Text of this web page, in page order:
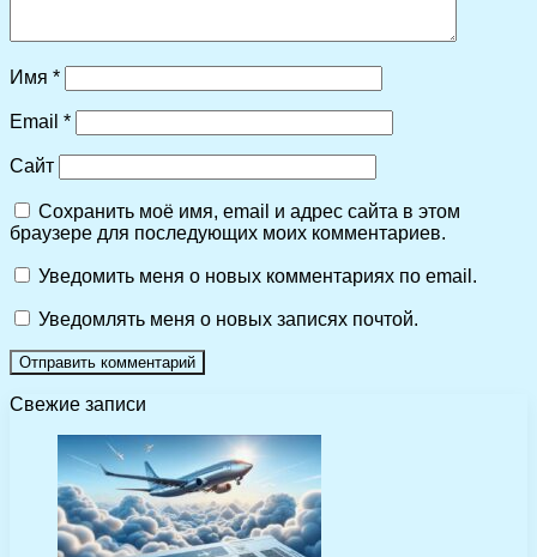
Имя *
Email *
Сайт
Сохранить моё имя, email и адрес сайта в этом
браузере для последующих моих комментариев.
Уведомить меня о новых комментариях по email.
Уведомлять меня о новых записях почтой.
Свежие записи